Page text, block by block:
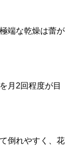
端な乾燥は蕾が
月2回程度が目
倒れやすく、花